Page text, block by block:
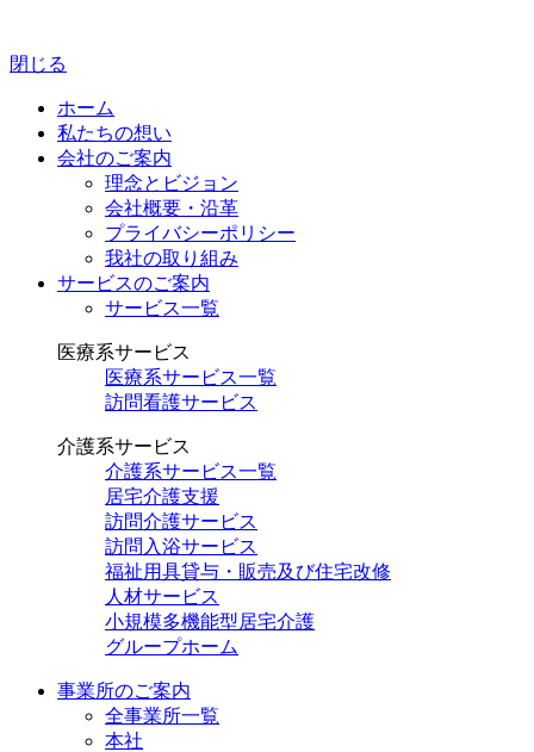
閉じる
ホーム
私たちの想い
会社のご案内
理念とビジョン
会社概要・沿革
プライバシーポリシー
我社の取り組み
サービスのご案内
サービス一覧
医療系サービス
医療系サービス一覧
訪問看護サービス
介護系サービス
介護系サービス一覧
居宅介護支援
訪問介護サービス
訪問入浴サービス
福祉用具貸与・販売及び住宅改修
人材サービス
小規模多機能型居宅介護
グループホーム
事業所のご案内
全事業所一覧
本社